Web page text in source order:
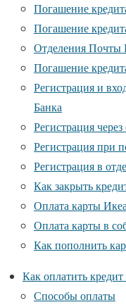
Погашение
Погашение
Отделения Почты
Погашение
Регистрация и
Банка
Регистрация через
Регистрация при
Регистрация в
Как закрыть
Оплата карты Икеа
Оплата карты в
Как пополнить
Как оплатить
Способы оплаты